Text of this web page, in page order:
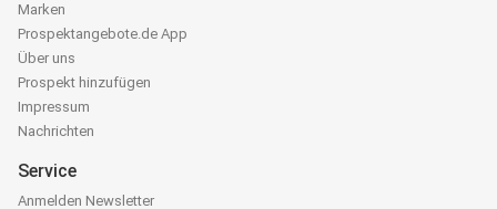
Marken
Prospektangebote.de App
Über uns
Prospekt hinzufügen
Impressum
Nachrichten
Service
Anmelden Newsletter